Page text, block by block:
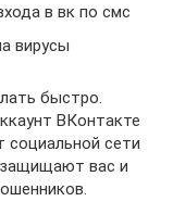
в вк по смс
вирусы
быстро.
ВКонтакте
социальной сети
вас и